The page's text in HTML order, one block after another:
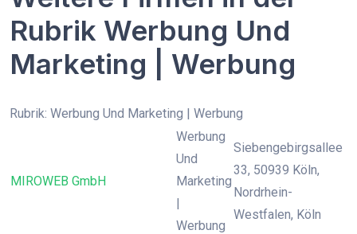
Rubrik Werbung Und
Marketing | Werbung
Rubrik: Werbung Und Marketing | Werbung
MIROWEB GmbH
Werbung
Und
Marketing
|
Werbung
Siebengebirgsallee
33, 50939 Köln,
Nordrhein-
Westfalen, Köln